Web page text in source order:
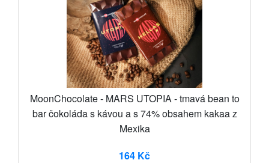
MoonChocolate - MARS UTOPIA - tmavá bean to
bar čokoláda s kávou a s 74% obsahem kakaa z
Mexika
164 Kč